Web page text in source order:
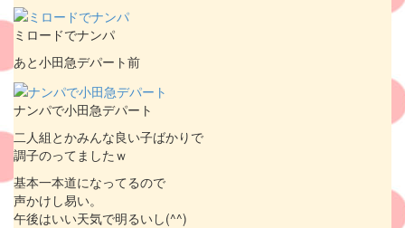
ミロードでナンパ
あと小田急デパート前
ナンパで小田急デパート
二人組とかみんな良い子ばかりで
調子のってましたｗ
基本一本道になってるので
声かけし易い。
午後はいい天気で明るいし(^^)